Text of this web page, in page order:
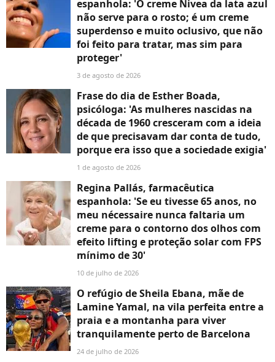
espanhola: 'O creme Nivea da lata azul
não serve para o rosto; é um creme
superdenso e muito oclusivo, que não
foi feito para tratar, mas sim para
proteger'
3 de agosto de 2026
Frase do dia de Esther Boada,
psicóloga: 'As mulheres nascidas na
década de 1960 cresceram com a ideia
de que precisavam dar conta de tudo,
porque era isso que a sociedade exigia'
1 de agosto de 2026
Regina Pallás, farmacêutica
espanhola: 'Se eu tivesse 65 anos, no
meu nécessaire nunca faltaria um
creme para o contorno dos olhos com
efeito lifting e proteção solar com FPS
mínimo de 30'
10 de julho de 2026
O refúgio de Sheila Ebana, mãe de
Lamine Yamal, na vila perfeita entre a
praia e a montanha para viver
tranquilamente perto de Barcelona
24 de julho de 2026